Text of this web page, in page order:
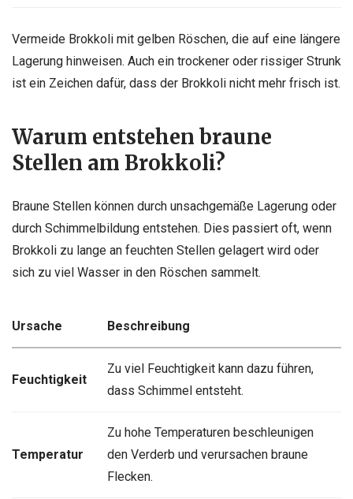
Vermeide Brokkoli mit gelben Röschen, die auf eine längere
Lagerung hinweisen. Auch ein trockener oder rissiger Strunk
ist ein Zeichen dafür, dass der Brokkoli nicht mehr frisch ist.
Warum entstehen braune
Stellen am Brokkoli?
Braune Stellen können durch unsachgemäße Lagerung oder
durch Schimmelbildung entstehen. Dies passiert oft, wenn
Brokkoli zu lange an feuchten Stellen gelagert wird oder
sich zu viel Wasser in den Röschen sammelt.
Ursache Beschreibung
Feuchtigkeit
Zu viel Feuchtigkeit kann dazu führen,
dass Schimmel entsteht.
Temperatur
Zu hohe Temperaturen beschleunigen
den Verderb und verursachen braune
Flecken.